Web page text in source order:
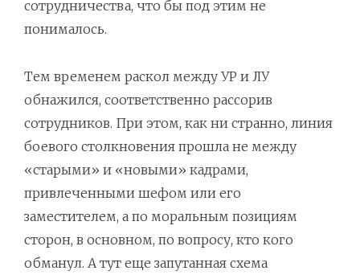
сотрудничества, что бы под этим не
понималось.
Тем временем раскол между УР и ЛУ
обнажился, соответственно рассорив
сотрудников. При этом, как ни странно, линия
боевого столкновения прошла не между
«старыми» и «новыми» кадрами,
привлеченными шефом или его
заместителем, а по моральным позициям
сторон, в основном, по вопросу, кто кого
обманул. А тут еще запутанная схема